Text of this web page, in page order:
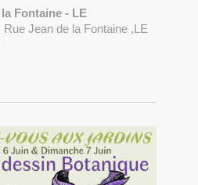
Fontaine - LE
Rue Jean de la Fontaine ,LE